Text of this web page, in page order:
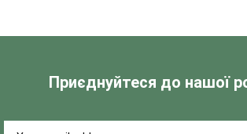
Приєднуйтеся до нашої